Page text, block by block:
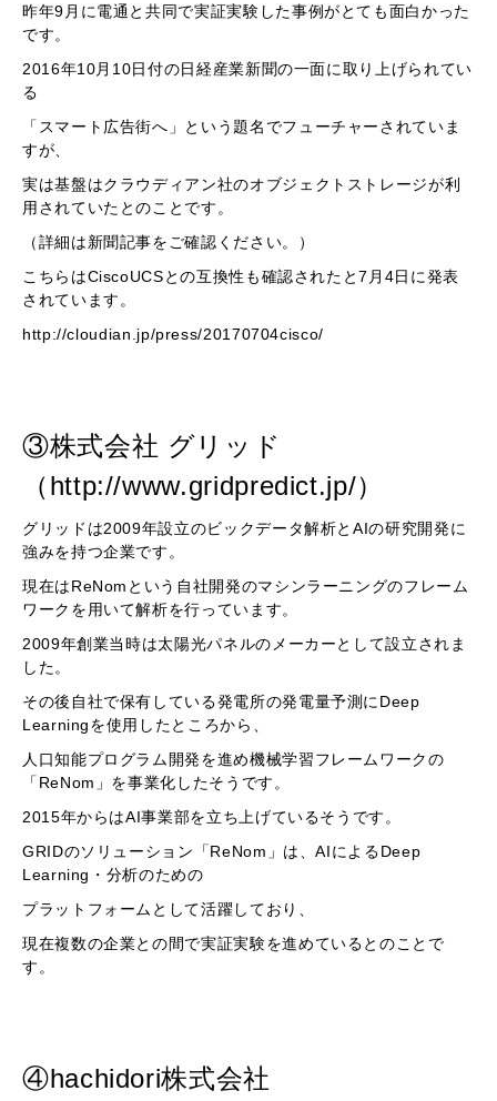
昨年9月に電通と共同で実証実験した事例がとても面白かった
です。
2016年10月10日付の日経産業新聞の一面に取り上げられてい
る
「スマート広告街へ」という題名でフューチャーされていま
すが、
実は基盤はクラウディアン社のオブジェクトストレージが利
用されていたとのことです。
（詳細は新聞記事をご確認ください。）
こちらはCiscoUCSとの互換性も確認されたと7月4日に発表
されています。
http://cloudian.jp/press/20170704cisco/
③株式会社 グリッド
（http://www.gridpredict.jp/）
グリッドは2009年設立のビックデータ解析とAIの研究開発に
強みを持つ企業です。
現在はReNomという自社開発のマシンラーニングのフレーム
ワークを用いて解析を行っています。
2009年創業当時は太陽光パネルのメーカーとして設立されま
した。
その後自社で保有している発電所の発電量予測にDeep
Learningを使用したところから、
人口知能プログラム開発を進め機械学習フレームワークの
「ReNom」を事業化したそうです。
2015年からはAI事業部を立ち上げているそうです。
GRIDのソリューション「ReNom」は、AIによるDeep
Learning・分析のための
プラットフォームとして活躍しており、
現在複数の企業との間で実証実験を進めているとのことで
す。
④hachidori株式会社